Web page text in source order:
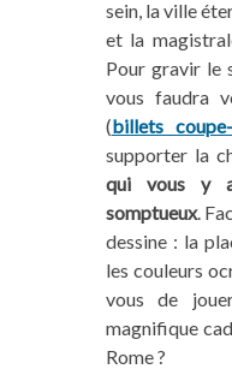
sein, la ville
et la
Pour gravir le
vous faudra
(billets
supporter la
qui vous y
somptueux.
dessine : la
les couleurs
vous de
magnifique
Rome ?
temps libre...).
vous pouvez,
liens affiliéspour
matériel, vos
touristiques...
Cela ne vous
nous aidera à
Route avec
commander un
notre boutique.
coup de pouce !